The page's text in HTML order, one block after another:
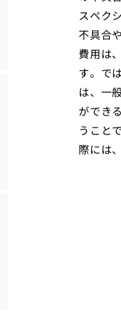
スペク
不具合
費用は
す。で
は、一
ができ
うこと
際には